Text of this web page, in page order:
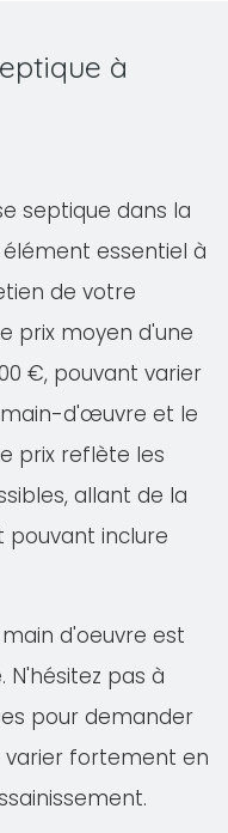
à
septique dans la
élément essentiel à
de votre
prix moyen d'une
€, pouvant varier
main-d'œuvre et le
prix reflète les
allant de la
pouvant inclure
d'oeuvre est
pas à
pour demander
varier fortement en